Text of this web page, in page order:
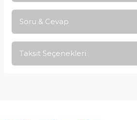
Soru & Cevap
Taksit Seçenekleri